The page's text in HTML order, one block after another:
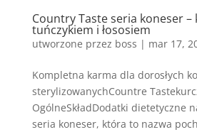
Country Taste seria koneser –
tuńczykiem i łososiem
utworzone przez boss | mar 17,
Kompletna karma dla dorosłych
sterylizowanychCountre
OgólneSkładDodatki dietetyczne
seria koneser, która to nazwa